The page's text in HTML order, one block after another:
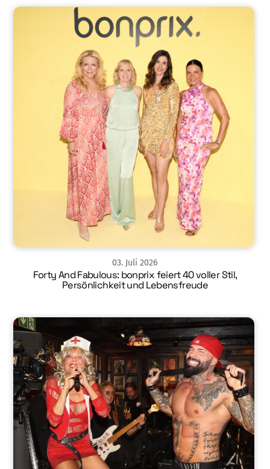
03. Juli 2026
Forty And Fabulous: bonprix feiert 40 voller Stil,
Persönlichkeit und Lebensfreude